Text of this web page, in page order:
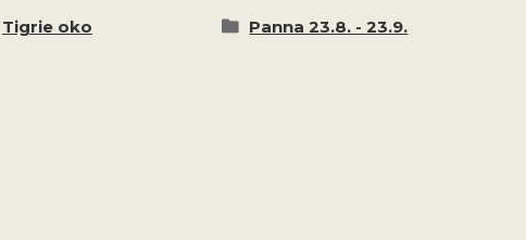
Tigrie oko
Panna 23.8. - 23.9.